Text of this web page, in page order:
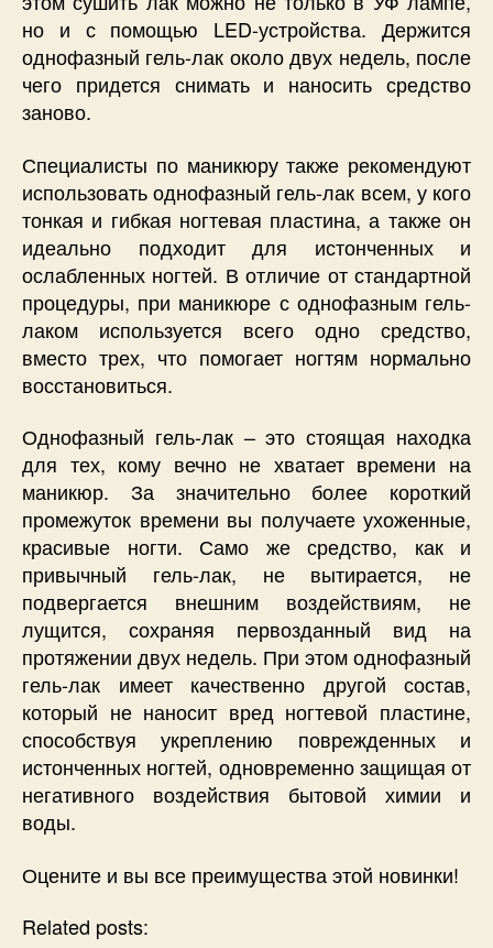
но и с помощью LED-устройства. Держится
однофазный гель-лак около двух недель, после
чего придется снимать и наносить средство
заново.
Специалисты по маникюру также рекомендуют
использовать однофазный гель-лак всем, у кого
тонкая и гибкая ногтевая пластина, а также он
идеально подходит для истонченных и
ослабленных ногтей. В отличие от стандартной
процедуры, при маникюре с однофазным гель-
лаком используется всего одно средство,
вместо трех, что помогает ногтям нормально
восстановиться.
Однофазный гель-лак – это стоящая находка
для тех, кому вечно не хватает времени на
маникюр. За значительно более короткий
промежуток времени вы получаете ухоженные,
красивые ногти. Само же средство, как и
привычный гель-лак, не вытирается, не
подвергается внешним воздействиям, не
лущится, сохраняя первозданный вид на
протяжении двух недель. При этом однофазный
гель-лак имеет качественно другой состав,
который не наносит вред ногтевой пластине,
способствуя укреплению поврежденных и
истонченных ногтей, одновременно защищая от
негативного воздействия бытовой химии и
воды.
Оцените и вы все преимущества этой новинки!
Related posts: